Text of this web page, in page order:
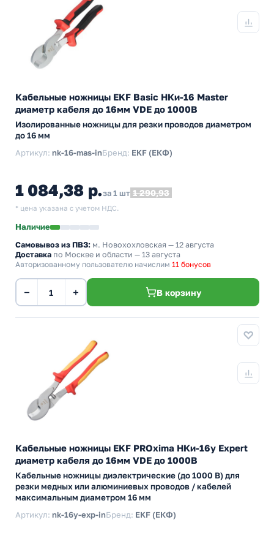
Кабельные ножницы EKF Basic НКи-16 Master
диаметр кабеля до 16мм VDE до 1000В
Изолированные ножницы для резки проводов диаметром
до 16 мм
Артикул: nk-16-mas-inБренд: EKF (ЕКФ)
1 084,38 р.за 1 шт 1 290,93
* цена указана с учетом НДС.
Наличие
Самовывоз из ПВЗ: м. Новохохловская — 12 августа
Доставка по Москве и области — 13 августа
Авторизованному пользователю начислим 11 бонусов
− + В корзину
Кабельные ножницы EKF PROxima НКи-16у Expert
диаметр кабеля до 16мм VDE до 1000В
Кабельные ножницы диэлектрические (до 1000 В) для
резки медных или алюминиевых проводов / кабелей
максимальным диаметром 16 мм
Артикул: nk-16y-exp-inБренд: EKF (ЕКФ)